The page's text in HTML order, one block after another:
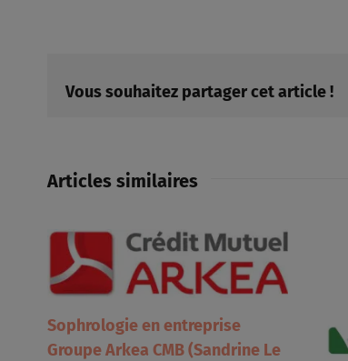
Vous souhaitez partager cet article !
Articles similaires
Sophrologie en entreprise
Groupe Arkea CMB (Sandrine Le